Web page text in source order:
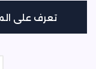
تعرف على
تعرف على